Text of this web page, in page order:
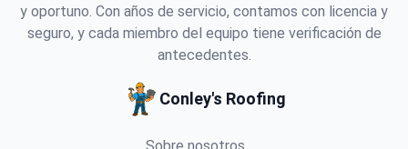
y oportuno. Con años de servicio, contamos con licencia y
seguro, y cada miembro del equipo tiene verificación de
antecedentes.
Conley's Roofing